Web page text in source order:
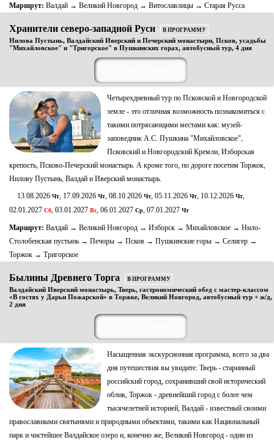
Маршрут: Валдай → Великий Новгород → Витославлицы → Старая Русса
Хранители северо-западной Руси В ПРОГРАММУ
Нилова Пустынь, Валдайский Иверский и Печерский монастыри, Псков, усадьбы
"Михайловское" и "Тригорское" в Пушкинских горах, автобусный тур, 4 дня
Четырехдневный тур по Псковской и Новгородской
земле - это отличная возможность познакомиться с
такими потрясающими местами как: музей-
заповедник А.С. Пушкина "Михайловское",
Псковский и Новгородский Кремли, Изборская
крепость, Псково-Печерский монастырь. А кроме того, по дороге посетим Торжок,
Нилову Пустынь, Валдай и Иверский монастырь.
13.08.2026 Чт, 17.09.2026 Чт, 08.10.2026 Чт, 05.11.2026 Чт, 10.12.2026 Чт,
02.01.2027 Сб, 03.01.2027 Вс, 06.01.2027 Ср, 07.01.2027 Чт
Маршрут: Валдай → Великий Новгород → Изборск → Михайловское → Нило-
Столобенская пустынь → Печоры → Псков → Пушкинские горы → Селигер →
Торжок → Тригорское
Былины Древнего Торга В ПРОГРАММУ
Валдайский Иверский монастырь, Тверь, гастрономический обед с мастер-классом
«В гостях у Дарьи Пожарской» в Торжке, Великий Новгород, автобусный тур + ж/д,
2 дня
Насыщенная экскурсионная программа, всего за два
дня путешествия вы увидите: Тверь - старинный
российский город, сохранивший свой исторический
облик, Торжок - древнейший город с более чем
тысячелетней историей, Валдай - известный своими
православными святынями и природными объектами, такими как Национальный
парк и чистейшее Валдайское озеро и, конечно же, Великий Новгород - один из